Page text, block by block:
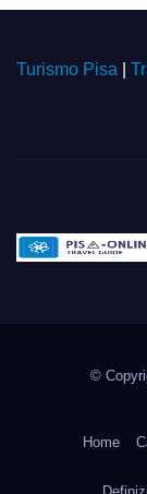
Turismo Pisa
©
Home